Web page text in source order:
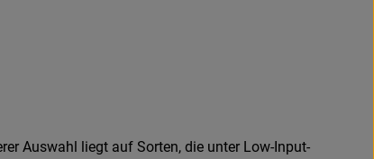
Auswahl liegt auf Sorten, die unter Low-Input-